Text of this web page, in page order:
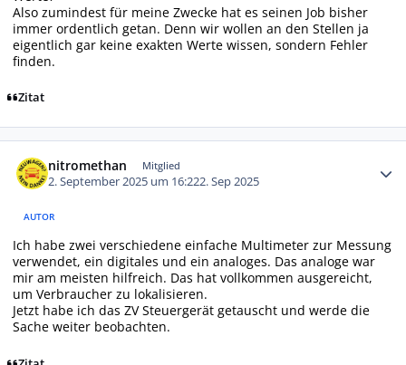
Also zumindest für meine Zwecke hat es seinen Job bisher
immer ordentlich getan. Denn wir wollen an den Stellen ja
eigentlich gar keine exakten Werte wissen, sondern Fehler
finden.
Zitat
nitromethan Mitglied
2. September 2025 um 16:222. Sep 2025
AUTOR
Ich habe zwei verschiedene einfache Multimeter zur Messung
verwendet, ein digitales und ein analoges. Das analoge war
mir am meisten hilfreich. Das hat vollkommen ausgereicht,
um Verbraucher zu lokalisieren.
Jetzt habe ich das ZV Steuergerät getauscht und werde die
Sache weiter beobachten.